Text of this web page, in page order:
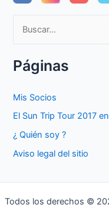
c
o
r
Páginas
Mis Socios
El Sun Trip Tour 2017
¿ Quién soy ?
Aviso legal del sitio
Todos los derechos ©